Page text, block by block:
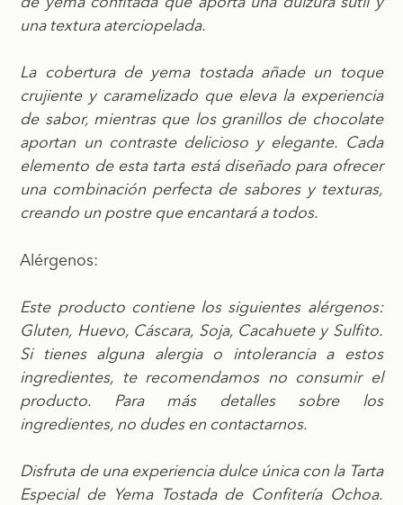
una textura aterciopelada.
La cobertura de yema tostada añade un toque
crujiente y caramelizado que eleva la experiencia
de sabor, mientras que los granillos de chocolate
aportan un contraste delicioso y elegante. Cada
elemento de esta tarta está diseñado para ofrecer
una combinación perfecta de sabores y texturas,
creando un postre que encantará a todos.
Alérgenos:
Este producto contiene los siguientes alérgenos:
Gluten, Huevo, Cáscara, Soja, Cacahuete y Sulfito.
Si tienes alguna alergia o intolerancia a estos
ingredientes, te recomendamos no consumir el
producto. Para más detalles sobre los
ingredientes, no dudes en contactarnos.
Disfruta de una experiencia dulce única con la Tarta
Especial de Yema Tostada de Confitería Ochoa.